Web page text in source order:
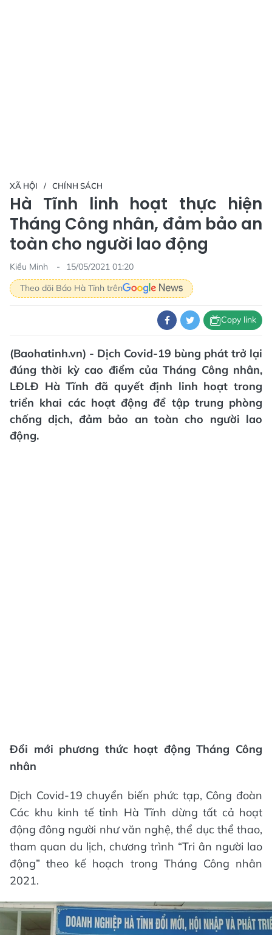
XÃ HỘI CHÍNH SÁCH
Hà Tĩnh linh hoạt thực hiện
Tháng Công nhân, đảm bảo an
toàn cho người lao động
Kiều Minh
15/05/2021 01:20
Theo dõi Báo Hà Tĩnh trên
Copy link
(Baohatinh.vn) - Dịch Covid-19 bùng phát trở lại
đúng thời kỳ cao điểm của Tháng Công nhân,
LĐLĐ Hà Tĩnh đã quyết định linh hoạt trong
triển khai các hoạt động để tập trung phòng
chống dịch, đảm bảo an toàn cho người lao
động.
Đổi mới phương thức hoạt động Tháng Công
nhân
Dịch Covid-19 chuyển biến phức tạp, Công đoàn
Các khu kinh tế tỉnh Hà Tĩnh dừng tất cả hoạt
động đông người như văn nghệ, thể dục thể thao,
tham quan du lịch, chương trình “Tri ân người lao
động” theo kế hoạch trong Tháng Công nhân
2021.